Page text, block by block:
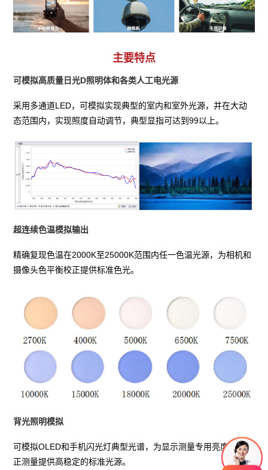
主要特点
可模拟高质量日光D照明体和各类人工电光源
采用多通道LED，可模拟实现典型的室内和室外光源，并在大动
态范围内，实现照度自动调节，典型显指可达到99以上。
超连续色温模拟输出
精确复现色温在2000K至25000K范围内任一色温光源，为相机和
摄像头色平衡校正提供标准色光。
背光照明模拟
可模拟OLED和手机闪光灯典型光谱，为显示测量专用亮度计的校
正测量提供高稳定的标准光源。